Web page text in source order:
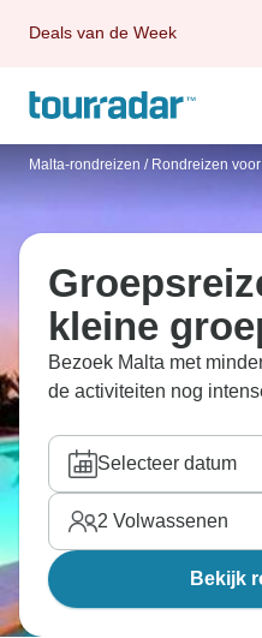
Deals van de Week
Malta-rondreizen / Rondreizen
kleine
Bezoek Malta met
de activiteiten nog
Selecteer datum
2 Volwassenen
Bekijk